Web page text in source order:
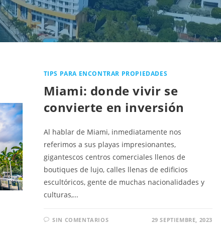
TIPS PARA ENCONTRAR PROPIEDADES
Miami: donde vivir se
convierte en inversión
Al hablar de Miami, inmediatamente nos
referimos a sus playas impresionantes,
gigantescos centros comerciales llenos de
boutiques de lujo, calles llenas de edificios
escultóricos, gente de muchas nacionalidades y
culturas,…
SIN COMENTARIOS 29 SEPTIEMBRE, 2023